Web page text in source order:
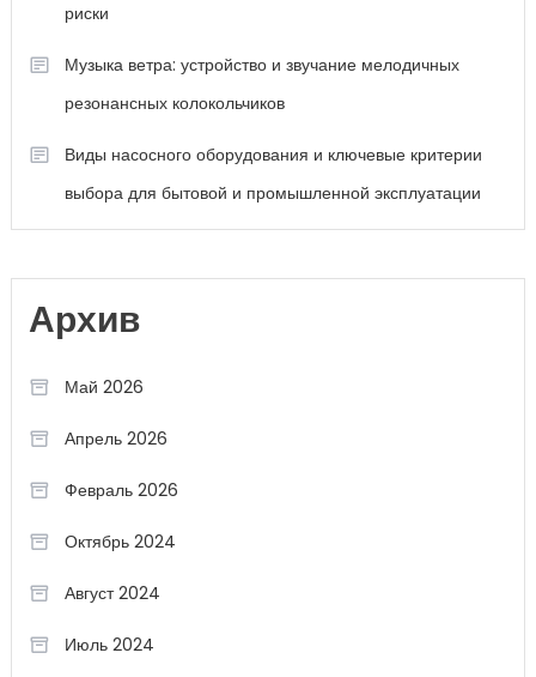
риски
Музыка ветра: устройство и звучание мелодичных
резонансных колокольчиков
Виды насосного оборудования и ключевые критерии
выбора для бытовой и промышленной эксплуатации
Архив
Май 2026
Апрель 2026
Февраль 2026
Октябрь 2024
Август 2024
Июль 2024